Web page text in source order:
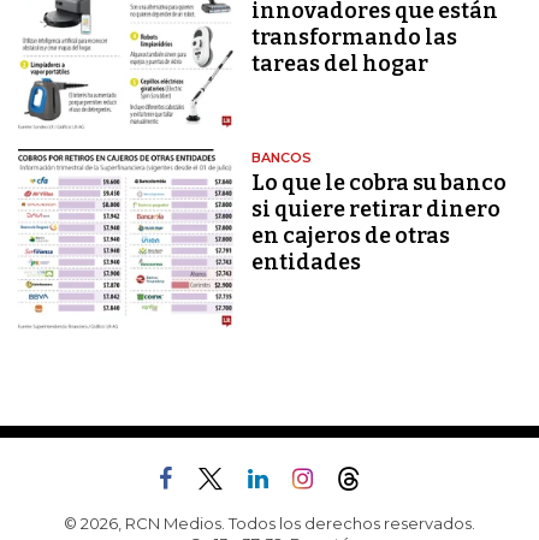
innovadores que están
transformando las
tareas del hogar
BANCOS
Lo que le cobra su banco
si quiere retirar dinero
en cajeros de otras
entidades
© 2026, RCN Medios. Todos los derechos reservados.